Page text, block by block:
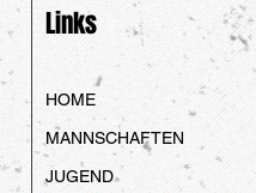
Links
HOME
MANNSCHAFTEN
JUGEND